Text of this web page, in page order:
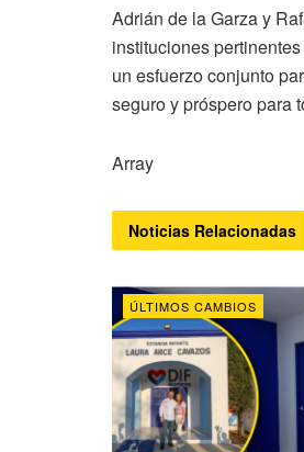
Adrián de la Garza y
instituciones
un esfuerzo conjunto
seguro y próspero para
Array
Noticias Relacionadas
ÚLTIMOS CAMBIOS